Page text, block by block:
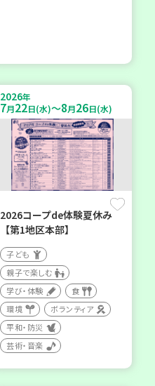
2026年
7月22日(水)～8月26日(水)
2026コープde体験夏休み
【第1地区本部】
子ども
親子で楽しむ
学び・体験
食
環境
ボランティア
平和・防災
芸術・音楽